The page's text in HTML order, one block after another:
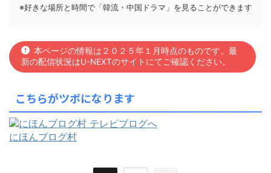
※好きな場所と時間で「韓流・中国ドラマ」を見ることができます
本ページの情報は２０２５年１月時点のものです。最
新の配信状況はU-NEXTのサイトにてご確認ください。
こちらがツボになります
にほんブログ村